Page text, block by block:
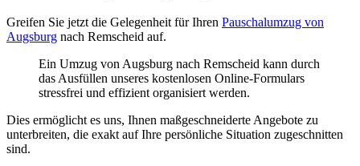
Greifen Sie jetzt die Gelegenheit für Ihren Pauschalumzug von
Augsburg nach Remscheid auf.
Ein Umzug von Augsburg nach Remscheid kann durch
das Ausfüllen unseres kostenlosen Online-Formulars
stressfrei und effizient organisiert werden.
Dies ermöglicht es uns, Ihnen maßgeschneiderte Angebote zu
unterbreiten, die exakt auf Ihre persönliche Situation zugeschnitten
sind.